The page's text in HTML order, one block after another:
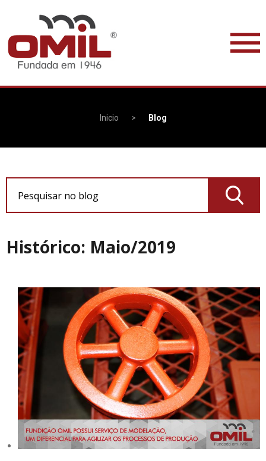
Inicio > Blog
Histórico: Maio/2019
Pesquisar no blog